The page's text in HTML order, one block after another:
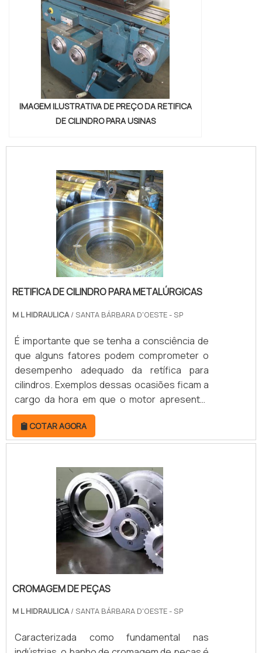
IMAGEM ILUSTRATIVA DE PREÇO DA RETIFICA
DE CILINDRO PARA USINAS
RETIFICA DE CILINDRO PARA METALÚRGICAS
M L HIDRAULICA / SANTA BÁRBARA D'OESTE - SP
É importante que se tenha a consciência de
que alguns fatores podem comprometer o
desempenho adequado da retífica para
cilindros. Exemplos dessas ocasiões ficam a
cargo da hora em que o motor apresentar
uma baixa compressão ou do momento em
que ele demonstra uma visível e significativa
perda de potência. Além disso, a escassez
danificações na retifica de cilindro para
metalúrgicas, prejudicando-o em diferentes
aspectos.VANTAGENS NA RETIFICA DE
CILINDROSA re.
COTAR AGORA
CROMAGEM DE PEÇAS
M L HIDRAULICA/ SANTA BÁRBARA D'OESTE - SP
Caracterizada como fundamental nas